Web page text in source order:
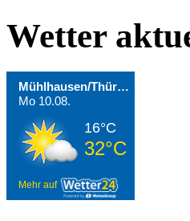
Wetter
Mühlhausen/Thüringen
Mo 10.08.
16°C
32°C
Mehr auf